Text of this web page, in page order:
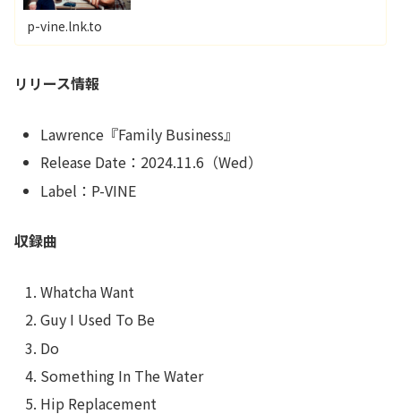
p-vine.lnk.to
リリース情報
Lawrence『Family Business』
Release Date：2024.11.6（Wed）
Label：P-VINE
収録曲
Whatcha Want
Guy I Used To Be
Do
Something In The Water
Hip Replacement